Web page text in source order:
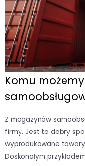
Komu
Z magazynów
firmy. Jest to dobry
wyprodukowane
Doskonałym